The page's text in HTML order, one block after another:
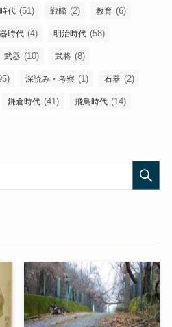
代 (51) 戦艦 (2) 教育 (6)
時代 (4) 明治時代 (58)
武器 (10) 武将 (8)
深読み・考察 (1) 石器 (2)
鎌倉時代 (41) 飛鳥時代 (14)